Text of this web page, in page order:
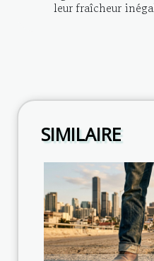
leur fraîcheur
SIMILAIRE